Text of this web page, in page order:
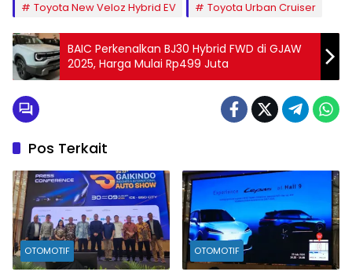
Toyota New Veloz Hybrid EV Toyota Urban Cruiser
BAIC Perkenalkan BJ30 Hybrid FWD di GJAW
2025, Harga Mulai Rp499 Juta
Pos Terkait
OTOMOTIF OTOMOTIF